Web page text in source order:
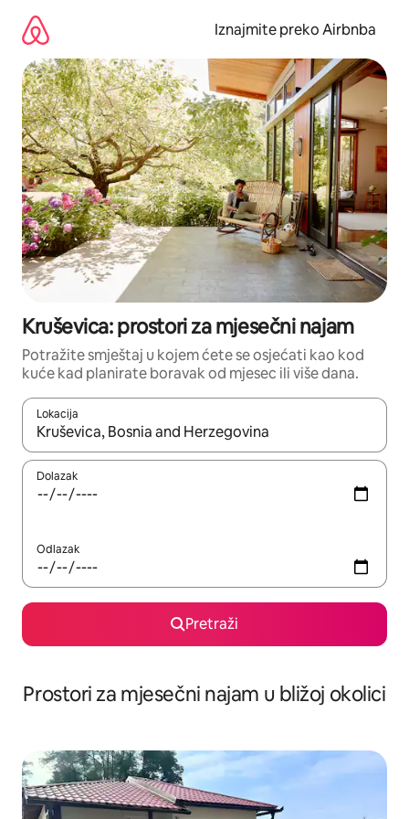
sadržaj
Iznajmite preko Airbnba
Kruševica: prostori za mjesečni najam
Potražite smještaj u kojem ćete se osjećati kao kod
kuće kad planirate boravak od mjesec ili više dana.
Lokacija
Kada budu dostupni rezultati, moći ćete ih pregledati
Dolazak
Odlazak
Pretraži
Prostori za mjesečni najam u bližoj okolici